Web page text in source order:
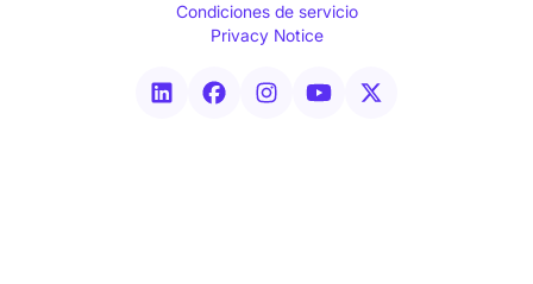
Condiciones de servicio
Privacy Notice